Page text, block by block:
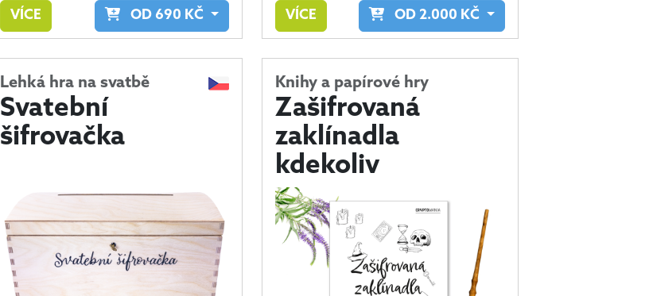
VÍCE OD 690 KČ VÍCE OD 2.000 KČ
Lehká hra na svatbě
Svatební
šifrovačka
Knihy a papírové hry
Zašifrovaná
zaklínadla
kdekoliv